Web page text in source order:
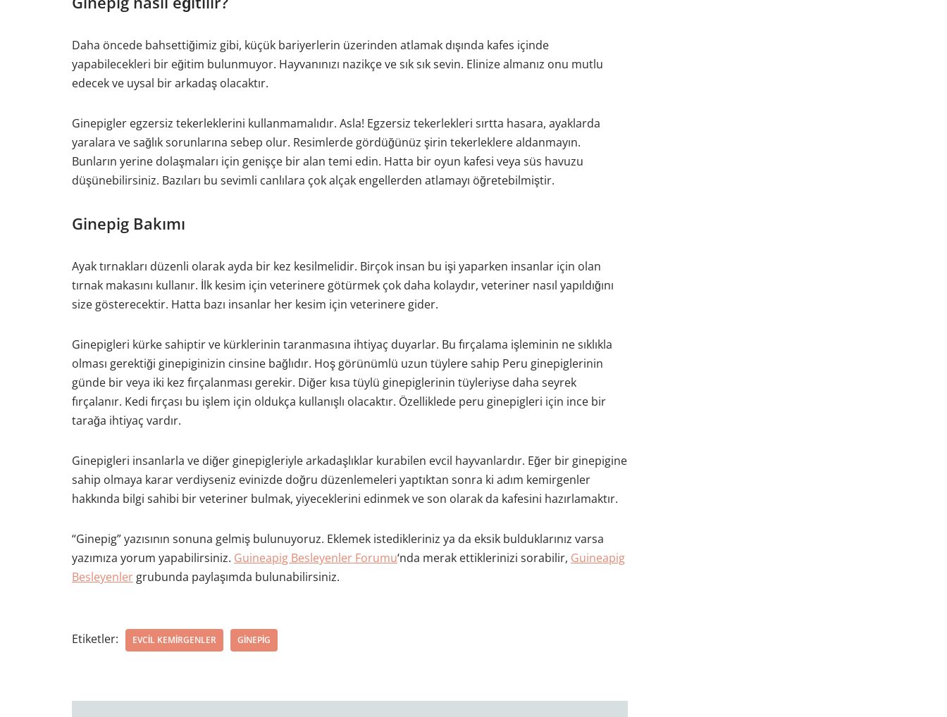
Daha öncede bahsettiğimiz gibi, küçük bariyerlerin üzerinden atlamak dışında kafes içinde
yapabilecekleri bir eğitim bulunmuyor. Hayvanınızı nazikçe ve sık sık sevin. Elinize almanız onu mutlu
edecek ve uysal bir arkadaş olacaktır.
Ginepigler egzersiz tekerleklerini kullanmamalıdır. Asla! Egzersiz tekerlekleri sırtta hasara, ayaklarda
yaralara ve sağlık sorunlarına sebep olur. Resimlerde gördüğünüz şirin tekerleklere aldanmayın.
Bunların yerine dolaşmaları için genişçe bir alan temi edin. Hatta bir oyun kafesi veya süs havuzu
düşünebilirsiniz. Bazıları bu sevimli canlılara çok alçak engellerden atlamayı öğretebilmiştir.
Ginepig Bakımı
Ayak tırnakları düzenli olarak ayda bir kez kesilmelidir. Birçok insan bu işi yaparken insanlar için olan
tırnak makasını kullanır. İlk kesim için veterinere götürmek çok daha kolaydır, veteriner nasıl yapıldığını
size gösterecektir. Hatta bazı insanlar her kesim için veterinere gider.
Ginepigleri kürke sahiptir ve kürklerinin taranmasına ihtiyaç duyarlar. Bu fırçalama işleminin ne sıklıkla
olması gerektiği ginepiginizin cinsine bağlıdır. Hoş görünümlü uzun tüylere sahip Peru ginepiglerinin
günde bir veya iki kez fırçalanması gerekir. Diğer kısa tüylü ginepiglerinin tüyleriyse daha seyrek
fırçalanır. Kedi fırçası bu işlem için oldukça kullanışlı olacaktır. Özelliklede peru ginepigleri için ince bir
tarağa ihtiyaç vardır.
Ginepigleri insanlarla ve diğer ginepigleriyle arkadaşlıklar kurabilen evcil hayvanlardır. Eğer bir ginepigine
sahip olmaya karar verdiyseniz evinizde doğru düzenlemeleri yaptıktan sonra ki adım kemirgenler
hakkında bilgi sahibi bir veteriner bulmak, yiyeceklerini edinmek ve son olarak da kafesini hazırlamaktır.
“Ginepig” yazısının sonuna gelmiş bulunuyoruz. Eklemek istedikleriniz ya da eksik bulduklarınız varsa
yazımıza yorum yapabilirsiniz. Guineapig Besleyenler Forumu‘nda merak ettiklerinizi sorabilir, Guineapig
Besleyenler grubunda paylaşımda bulunabilirsiniz.
Etiketler: EVCIL KEMIRGENLER GINEPIG